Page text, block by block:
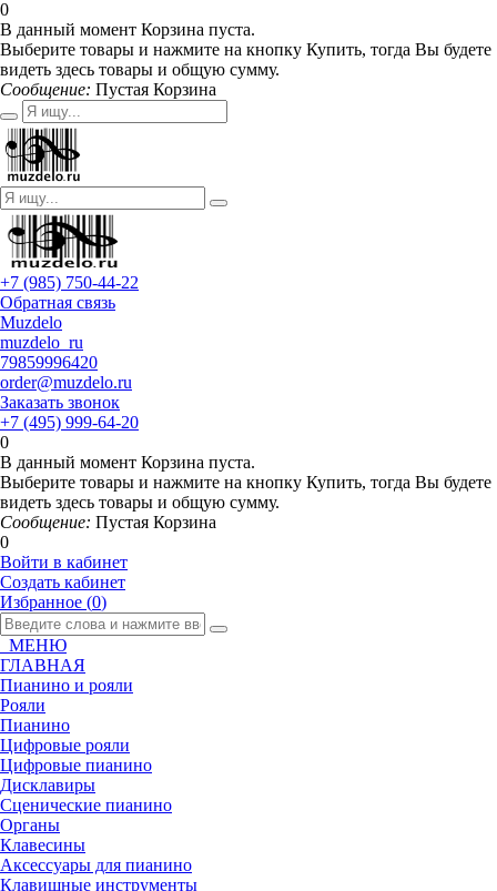
0
В данный момент Корзина пуста.
Выберите товары и нажмите на кнопку Купить, тогда Вы будете
видеть здесь товары и общую сумму.
Сообщение: Пустая Корзина
+7 (985) 750-44-22
Обратная связь
Muzdelo
muzdelo_ru
79859996420
order@muzdelo.ru
Заказать звонок
+7 (495) 999-64-20
0
В данный момент Корзина пуста.
Выберите товары и нажмите на кнопку Купить, тогда Вы будете
видеть здесь товары и общую сумму.
Сообщение: Пустая Корзина
0
Войти в кабинет
Создать кабинет
Избранное (0)
МЕНЮ
ГЛАВНАЯ
Пианино и рояли
Рояли
Пианино
Цифровые рояли
Цифровые пианино
Дисклавиры
Сценические пианино
Органы
Клавесины
Аксессуары для пианино
Клавишные инструменты